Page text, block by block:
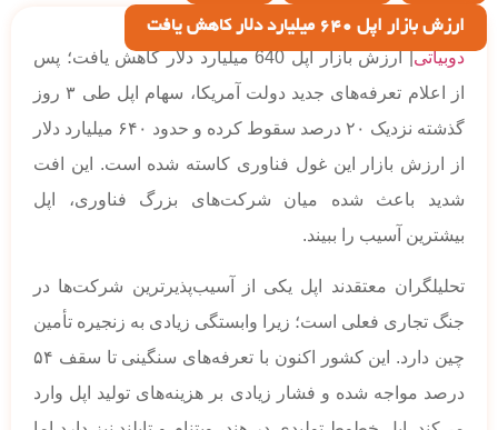
ارزش بازار اپل 640 میلیارد دلار کاهش یافت
دوبیاتی
| ارزش بازار اپل 640 میلیارد دلار کاهش یافت؛ پس
از اعلام تعرفه‌های جدید دولت آمریکا، سهام اپل طی ۳ روز
گذشته نزدیک ۲۰ درصد سقوط کرده و حدود ۶۴۰ میلیارد دلار
از ارزش بازار این غول فناوری کاسته شده است. این افت
شدید باعث شده میان شرکت‌های بزرگ فناوری، اپل
بیشترین آسیب را ببیند.
تحلیلگران معتقدند اپل یکی از آسیب‌پذیرترین شرکت‌ها در
جنگ تجاری فعلی است؛ زیرا وابستگی زیادی به زنجیره تأمین
چین دارد. این کشور اکنون با تعرفه‌های سنگینی تا سقف ۵۴
درصد مواجه شده و فشار زیادی بر هزینه‌های تولید اپل وارد